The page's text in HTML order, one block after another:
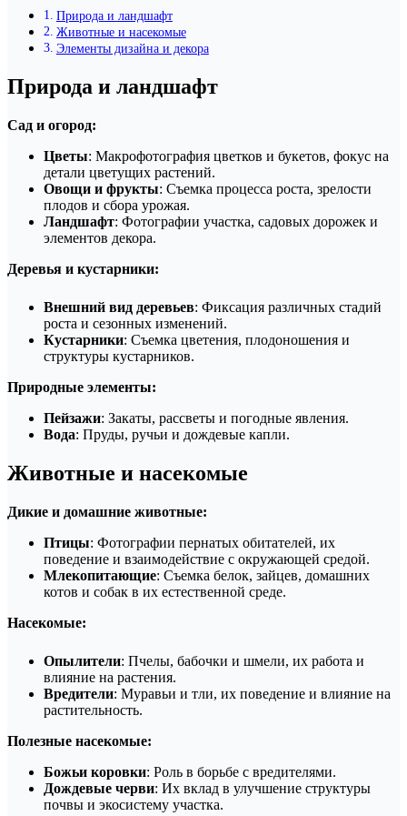
Природа и ландшафт
Животные и насекомые
Элементы дизайна и декора
Природа и ландшафт
Сад и огород:
Цветы: Макрофотография цветков и букетов, фокус на
детали цветущих растений.
Овощи и фрукты: Съемка процесса роста, зрелости
плодов и сбора урожая.
Ландшафт: Фотографии участка, садовых дорожек и
элементов декора.
Деревья и кустарники:
Внешний вид деревьев: Фиксация различных стадий
роста и сезонных изменений.
Кустарники: Съемка цветения, плодоношения и
структуры кустарников.
Природные элементы:
Пейзажи: Закаты, рассветы и погодные явления.
Вода: Пруды, ручьи и дождевые капли.
Животные и насекомые
Дикие и домашние животные:
Птицы: Фотографии пернатых обитателей, их
поведение и взаимодействие с окружающей средой.
Млекопитающие: Съемка белок, зайцев, домашних
котов и собак в их естественной среде.
Насекомые:
Опылители: Пчелы, бабочки и шмели, их работа и
влияние на растения.
Вредители: Муравьи и тли, их поведение и влияние на
растительность.
Полезные насекомые:
Божьи коровки: Роль в борьбе с вредителями.
Дождевые черви: Их вклад в улучшение структуры
почвы и экосистему участка.